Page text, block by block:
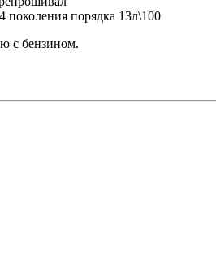
поколения порядка 13л\100
с бензином.